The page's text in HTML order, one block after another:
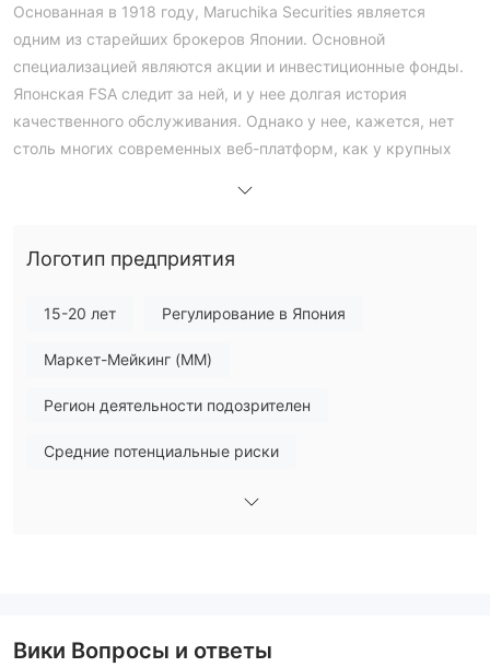
Основанная в 1918 году, Maruchika Securities является
одним из старейших брокеров Японии. Основной
специализацией являются акции и инвестиционные фонды.
Японская FSA следит за ней, и у нее долгая история
качественного обслуживания. Однако у нее, кажется, нет
столь многих современных веб-платформ, как у крупных
Да, MARUCHIKA (MARUCHIKA株式会社) - это
агентство Японии (FSA)выдало лицензию на розничный
Maruchika Securities предоставляет ограниченный набор
лиц, так и для институциональных клиентов.
погашение активов, хотя предоставляют скидки на крупные
Логотип предприятия
15-20 лет Регулирование в Япония
Маркет-Мейкинг (MM)
Регион деятельности подозрителен
Средние потенциальные риски
Вики Вопросы и ответы